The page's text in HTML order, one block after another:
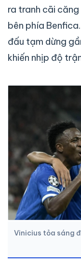
ra tranh cãi
bên phía
đấu tạm dừng
khiến nhịp độ
Vinicius tỏa sáng